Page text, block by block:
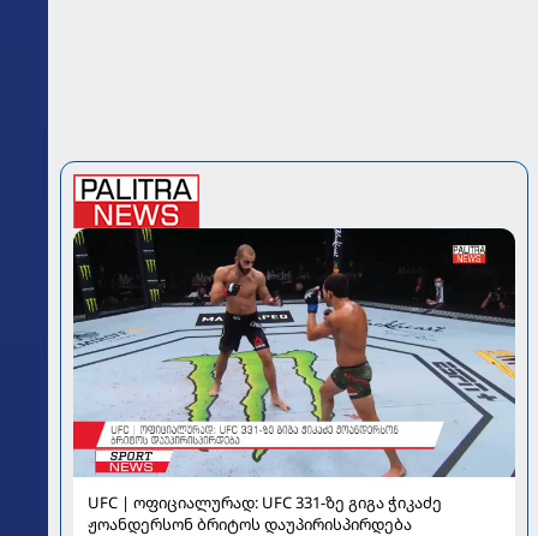
UFC | ოფიციალურად: UFC 331-ზე გიგა ჭიკაძე
ჟოანდერსონ ბრიტოს დაუპირისპირდება